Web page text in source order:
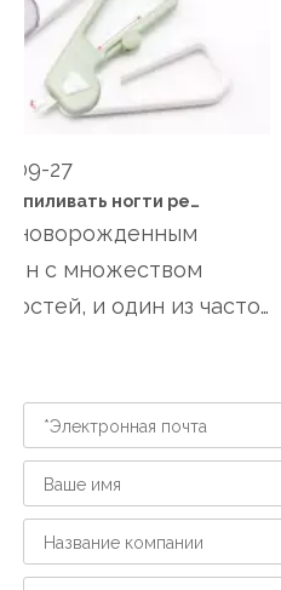
27
Когда подпиливать ногти ребенку?
новорожденным
с множеством
и один из часто